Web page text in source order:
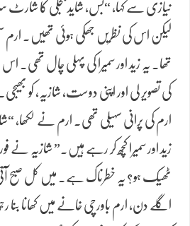
نیازی سے کہا، “بس، شاید بجلی کا شارٹ
لیکن اس کی نظریں جھکی ہوئی تھیں۔ ارم
تھا. یہ زید اور سمیرا کی پہلی چال
کی تصویر لی اور اپنی دوست، شازیہ، کو
ارم کی پرانی سہیلی تھی۔ ارم نے لکھا،
زید اور سمیرا کچھ کر رہے ہیں۔” شازیہ نے
ٹھیک ہو؟ یہ خطرناک ہے۔ میں کل صبح
اگلے دن، ارم باورچی خانے میں کھانا